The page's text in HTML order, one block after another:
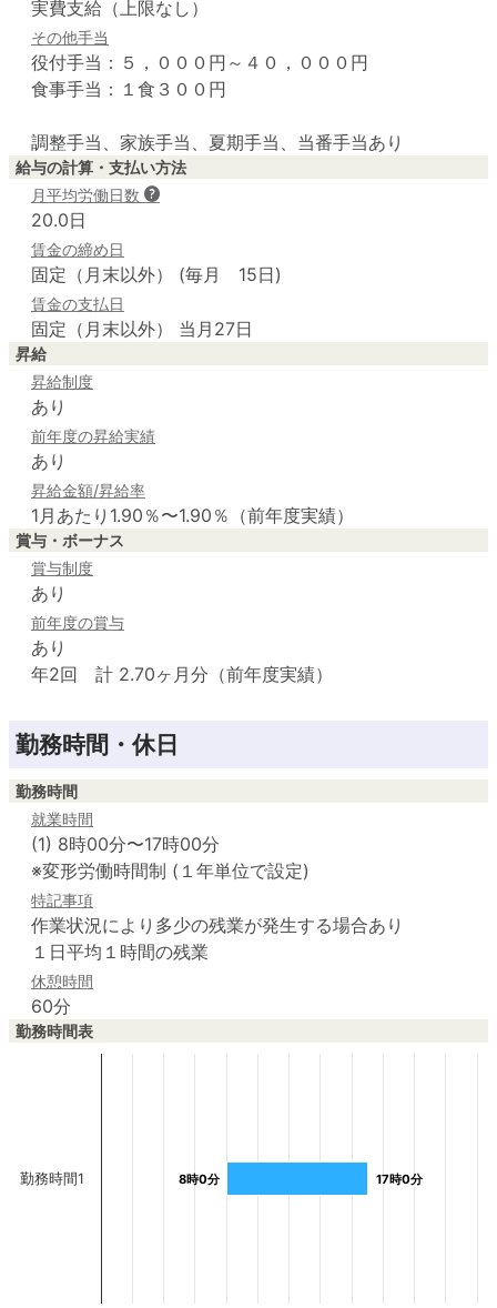
実費支給（上限なし）
その他手当
役付手当：５，０００円～４０，０００円
食事手当：１食３００円
調整手当、家族手当、夏期手当、当番手当あり
給与の計算・支払い方法
月平均労働日数
20.0日
賃金の締め日
固定（月末以外） (毎月 15日)
賃金の支払日
固定（月末以外） 当月27日
昇給
昇給制度
あり
前年度の昇給実績
あり
昇給金額/昇給率
1月あたり1.90％〜1.90％（前年度実績）
賞与・ボーナス
賞与制度
あり
前年度の賞与
あり
年2回 計 2.70ヶ月分（前年度実績）
勤務時間・休日
勤務時間
就業時間
(1) 8時00分〜17時00分
※変形労働時間制 (１年単位で設定)
特記事項
作業状況により多少の残業が発生する場合あり
１日平均１時間の残業
休憩時間
60分
勤務時間表
17時0分
17時0分
8時0分
8時0分
勤務時間1